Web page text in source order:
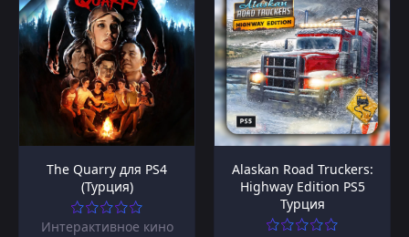
The Quarry для PS4
(Турция)
Интерактивное кино
Alaskan Road Truckers:
Highway Edition PS5
Турция